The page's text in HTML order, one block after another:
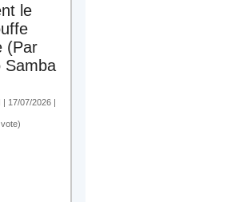
le
(Par
Samba
| 17/07/2026 |